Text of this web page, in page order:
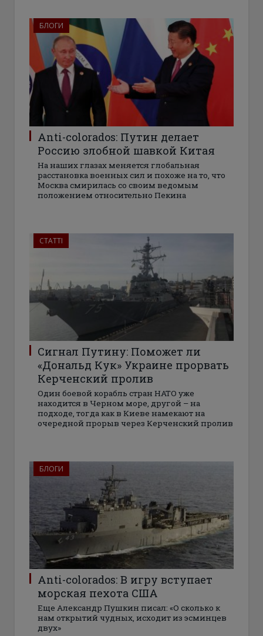
БЛОГИ
Anti-colorados: Путин делает
Россию злобной шавкой Китая
На наших глазах меняется глобальная
расстановка военных сил и похоже на то, что
Москва смирилась со своим ведомым
положением относительно Пекина
СТАТТІ
Сигнал Путину: Поможет ли
«Дональд Кук» Украине прорвать
Керченский пролив
Один боевой корабль стран НАТО уже
находится в Черном море, другой – на
подходе, тогда как в Киеве намекают на
очередной прорыв через Керченский пролив
БЛОГИ
Anti-colorados: В игру вступает
морская пехота США
Еще Александр Пушкин писал: «О сколько к
нам открытий чудных, исходит из эсминцев
двух»